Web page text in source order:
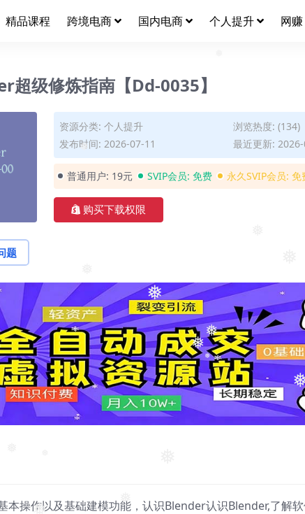
❅
❅
❅
❅
❅
❅
❅
❅
精品课程 跨境电商 国内电商 个人提升 网赚
超级修炼指南【Dd-0035】
资源分类: 个人提升
浏览热度: (134)
发布时间: 2026-07-11
最近更新:
普通用户: 19元 SVIP会员: 免费 永久SVIP会员: 免
购买下载权限
题
本操作以及基础建模功能，认识Blender认识Blender,了解